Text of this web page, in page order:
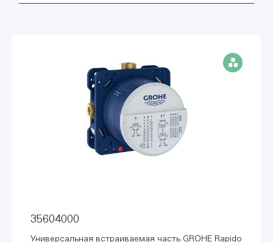
35604000
Универсальная встраиваемая часть GROHE Rapido